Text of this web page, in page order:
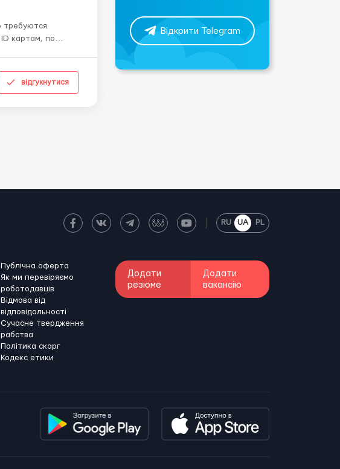
відгукнутися
Відкрити Telegram
RU UA PL
Публічна оферта
Як ми перевіряємо
роботодавців
Відмова від
відповідальності
Сучасне твердження
рабства
Політика скарг
Кодекс етики
Додати
резюме
Додати
вакансію